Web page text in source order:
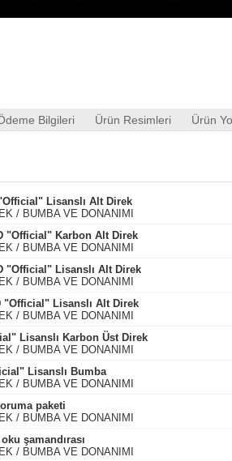
Bilgileri Ürün Resimleri Ürün
Lisanslı Alt Direk
/ BUMBA VE DONANIMI
"Official" Karbon Alt Direk
/ BUMBA VE DONANIMI
"Official" Lisanslı Alt Direk
/ BUMBA VE DONANIMI
"Official" Lisanslı Alt Direk
/ BUMBA VE DONANIMI
Lisanslı Karbon Üst Direk
/ BUMBA VE DONANIMI
Lisanslı Bumba
/ BUMBA VE DONANIMI
paketi
/ BUMBA VE DONANIMI
şamandırası
/ BUMBA VE DONANIMI